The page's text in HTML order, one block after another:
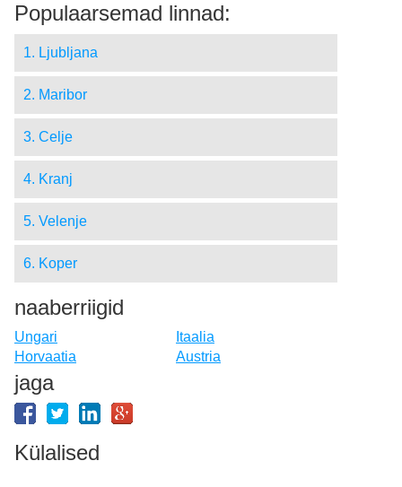
Populaarsemad linnad:
1. Ljubljana
2. Maribor
3. Celje
4. Kranj
5. Velenje
6. Koper
naaberriigid
Ungari
Itaalia
Horvaatia
Austria
jaga
Külalised